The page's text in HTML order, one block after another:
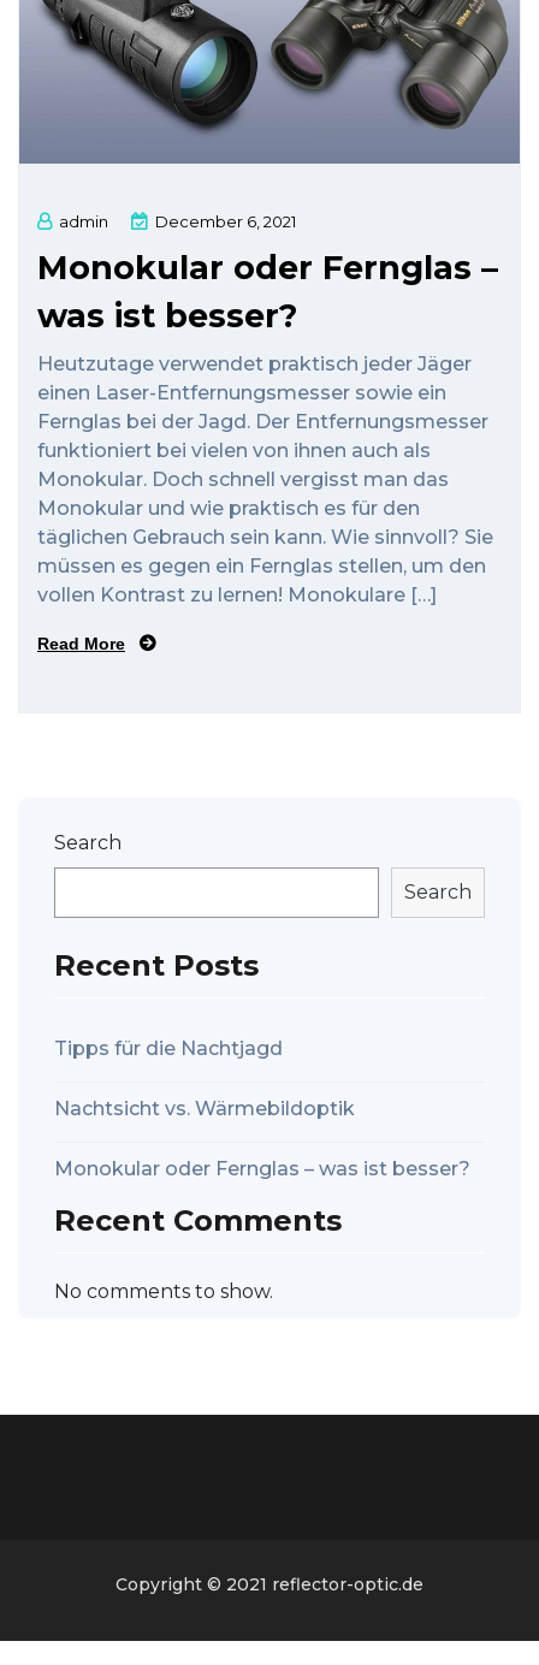
admin December 6, 2021
Monokular oder Fernglas –
was ist besser?
Heutzutage verwendet praktisch jeder Jäger
einen Laser-Entfernungsmesser sowie ein
Fernglas bei der Jagd. Der Entfernungsmesser
funktioniert bei vielen von ihnen auch als
Monokular. Doch schnell vergisst man das
Monokular und wie praktisch es für den
täglichen Gebrauch sein kann. Wie sinnvoll? Sie
müssen es gegen ein Fernglas stellen, um den
vollen Kontrast zu lernen! Monokulare […]
Read More
Search
Search
Recent Posts
Tipps für die Nachtjagd
Nachtsicht vs. Wärmebildoptik
Monokular oder Fernglas – was ist besser?
Recent Comments
No comments to show.
Copyright © 2021 reflector-optic.de